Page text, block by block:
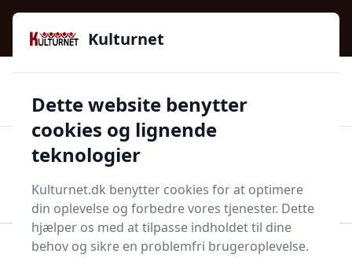
Kulturnet - Alt Det Gode I Livet | Din Kulturguide Siden
2016
97 kategorier 👍Kun godkendte butikker
Start søgning
Bolig og indretning
Soveværelse
Kulturnet
Dette website benytter
cookies og lignende
teknologier
Kulturnet.dk benytter cookies for at optimere
din oplevelse og forbedre vores tjenester. Dette
hjælper os med at tilpasse indholdet til dine
behov og sikre en problemfri brugeroplevelse.